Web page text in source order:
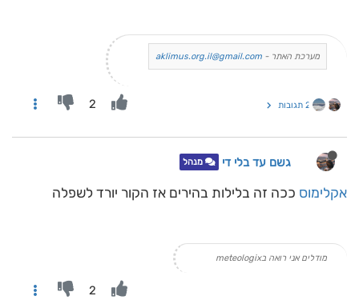
מערכת האתר - aklimus.org.il@gmail.com
2 תגובות 2
גשם עד בלי די מנהל
אקלימוס ככה זה בלילות בהירים אז הקור יורד לשפלה
מודלים אני רואה בmeteologix
2